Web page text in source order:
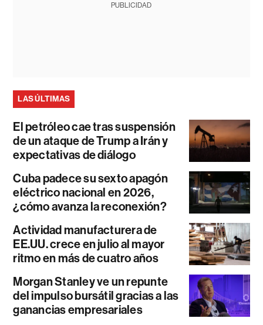
PUBLICIDAD
LAS ÚLTIMAS
El petróleo cae tras suspensión
de un ataque de Trump a Irán y
expectativas de diálogo
Cuba padece su sexto apagón
eléctrico nacional en 2026,
¿cómo avanza la reconexión?
Actividad manufacturera de
EE.UU. crece en julio al mayor
ritmo en más de cuatro años
Morgan Stanley ve un repunte
del impulso bursátil gracias a las
ganancias empresariales